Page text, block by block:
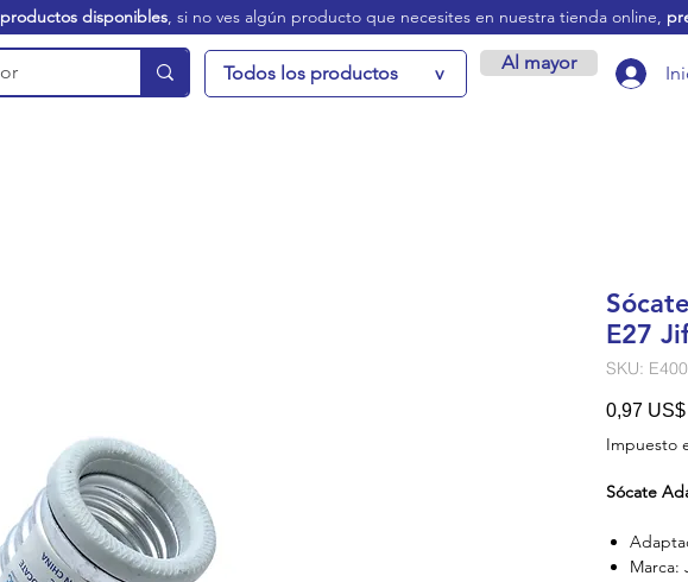
productos disponibles, si no ves algún producto que necesites en nuestra tienda online,
Todos los productos v Al mayor
E27
SKU:
0,97 US$
Impuesto
Sócate
Marca: